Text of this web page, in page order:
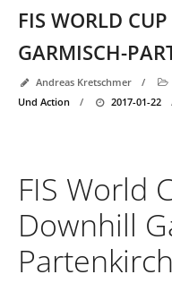
FIS WORLD
GARMISCH-
Andreas Kretschmer /
Und Action
/ 2017-01-22
FIS World
Downhill